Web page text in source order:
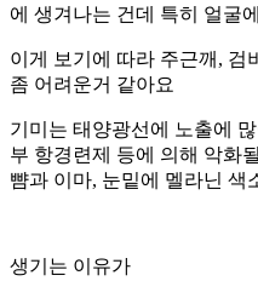
에 생겨나는 건데 특히 얼굴
이게 보기에 따라 주근깨 , 검
좀 어려운거 같아요
기미는 태양광선에 노출에
부 항경련제 등에 의해 악화
뺨과 이마, 눈밑에 멜라닌 색
생기는 이유가